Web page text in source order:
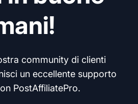
community di clienti
un eccellente supporto
PostAffiliatePro.